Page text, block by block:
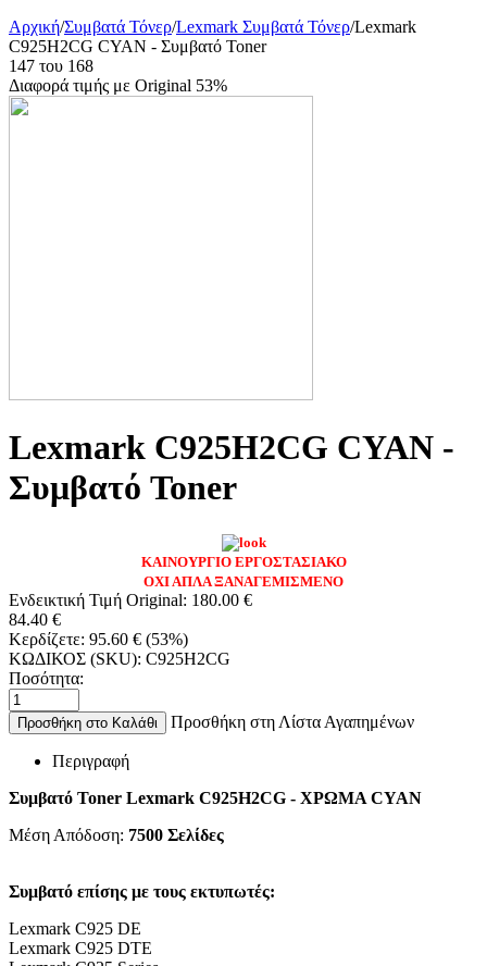
Αρχική/Συμβατά Τόνερ/Lexmark Συμβατά Τόνερ/Lexmark
C925H2CG CYAN - Συμβατό Toner
147 του 168
Διαφορά τιμής με Original 53%
Lexmark C925H2CG CYAN -
Συμβατό Toner
ΚΑΙΝΟΥΡΓΙΟ ΕΡΓΟΣΤΑΣΙΑΚΟ
ΟΧΙ ΑΠΛΑ ΞΑΝΑΓΕΜΙΣΜΕΝΟ
Ενδεικτική Τιμή Original: 180.00 €
84.40 €
Κερδίζετε: 95.60 € (53%)
ΚΩΔΙΚΟΣ (SKU): C925H2CG
Ποσότητα:
Προσθήκη στο Καλάθι Προσθήκη στη Λίστα Αγαπημένων
Περιγραφή
Συμβατό Toner Lexmark C925H2CG - ΧΡΩΜΑ CYAN
Μέση Απόδοση: 7500 Σελίδες
Συμβατό επίσης με τους εκτυπωτές:
Lexmark C925 DE
Lexmark C925 DTE